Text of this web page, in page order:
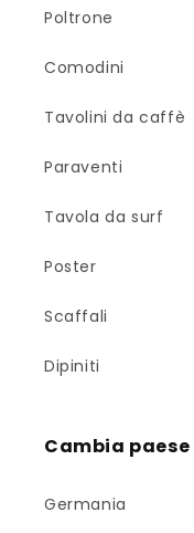
Poltrone
Comodini
Tavolini da caffè
Paraventi
Tavola da surf
Poster
Scaffali
Dipiniti
Cambia paese
Germania